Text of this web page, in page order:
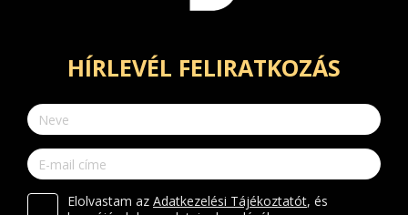
HÍRLEVÉL FELIRATKOZÁS
Elolvastam az Adatkezelési Tájékoztatót, és